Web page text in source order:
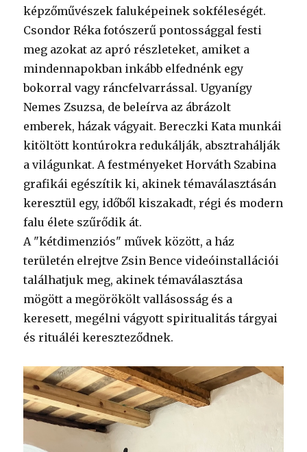
képzőművészek faluképeinek sokféleségét.
Csondor Réka fotószerű pontossággal festi
meg azokat az apró részleteket, amiket a
mindennapokban inkább elfednénk egy
bokorral vagy ráncfelvarrással. Ugyanígy
Nemes Zsuzsa, de beleírva az ábrázolt
emberek, házak vágyait. Bereczki Kata munkái
kitöltött kontúrokra redukálják, absztrahálják
a világunkat. A festményeket Horváth Szabina
grafikái egészítik ki, akinek témaválasztásán
keresztül egy, időből kiszakadt, régi és modern
falu élete szűrődik át.
A "kétdimenziós" művek között, a ház
területén elrejtve Zsin Bence videóinstallációi
találhatjuk meg, akinek témaválasztása
mögött a megörökölt vallásosság és a
keresett, megélni vágyott spiritualitás tárgyai
és rituáléi kereszteződnek.